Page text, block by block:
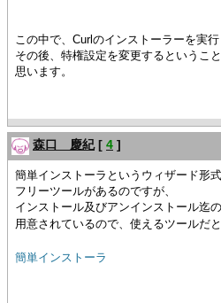
この中で、Curlのインストーラーを実行
その後、特権設定を変更するというこ
思います。
森口 慶紀 [ 4 ]
簡単インストーラというウィザード形
フリーツールがあるのですが、
インストール及びアンインストール迄
用意されているので、使えるツールだ
簡単インストーラ